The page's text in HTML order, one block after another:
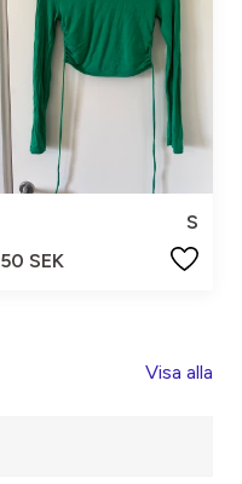
S
50 SEK
Visa alla